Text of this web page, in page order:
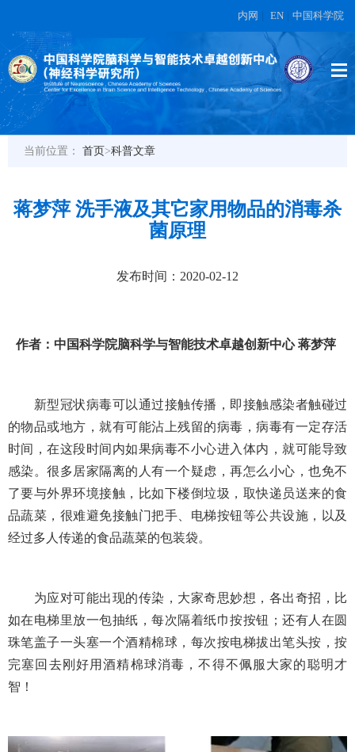
内网 EN 中国科学院
当前位置： 首页>科普文章
蒋梦萍 洗手液及其它家用物品的消毒杀
菌原理
发布时间：2020-02-12
作者：中国科学院脑科学与智能技术卓越创新中心 蒋梦萍
新型冠状病毒可以通过接触传播，即接触感染者触碰过
的物品或地方，就有可能沾上残留的病毒，病毒有一定存活
时间，在这段时间内如果病毒不小心进入体内，就可能导致
感染。很多居家隔离的人有一个疑虑，再怎么小心，也免不
了要与外界环境接触，比如下楼倒垃圾，取快递员送来的食
品蔬菜，很难避免接触门把手、电梯按钮等公共设施，以及
经过多人传递的食品蔬菜的包装袋。
为应对可能出现的传染，大家奇思妙想，各出奇招，比
如在电梯里放一包抽纸，每次隔着纸巾按按钮；还有人在圆
珠笔盖子一头塞一个酒精棉球，每次按电梯拔出笔头按，按
完塞回去刚好用酒精棉球消毒，不得不佩服大家的聪明才
智！